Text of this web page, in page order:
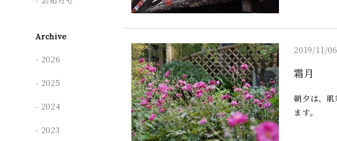
荘の中庭
2019/11/06
霜月
朝夕は、肌寒さを感
ます。
Archive
2026
2025
2024
2023